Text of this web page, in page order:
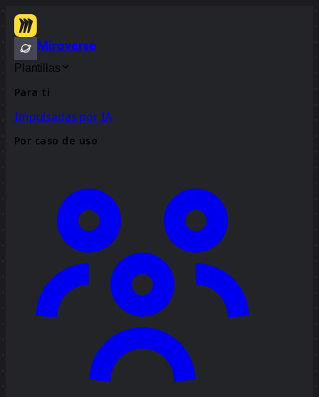
Miroverse
Plantillas
Para ti
Impulsadas por IA
Por caso de uso